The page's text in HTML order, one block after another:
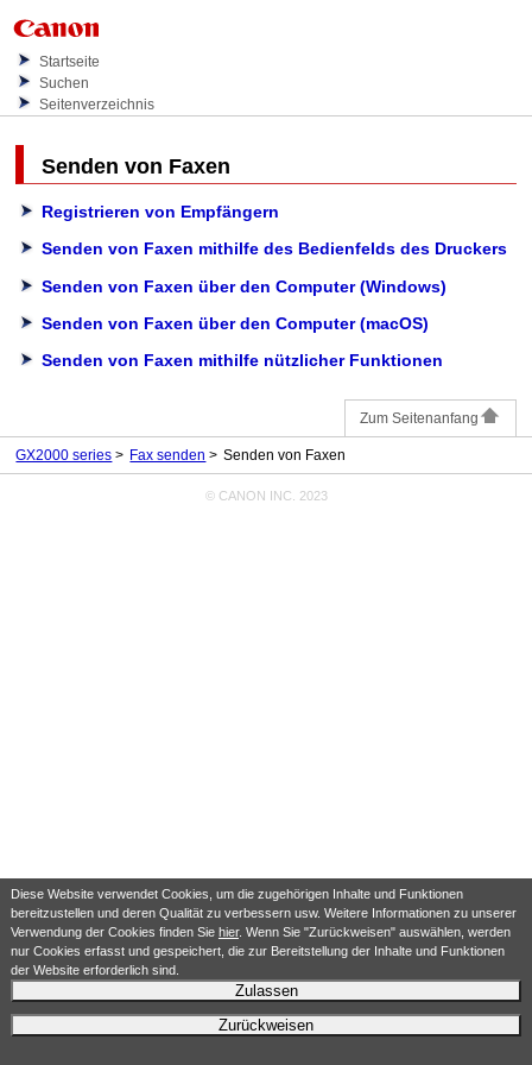
Diese Website verwendet Cookies, um die zugehörigen Inhalte und Funktionen
bereitzustellen und deren Qualität zu verbessern usw. Weitere Informationen zu unserer
Verwendung der Cookies finden Sie hier. Wenn Sie "Zurückweisen" auswählen, werden
nur Cookies erfasst und gespeichert, die zur Bereitstellung der Inhalte und Funktionen
der Website erforderlich sind.
Zulassen
Zurückweisen
Startseite
Suchen
Seitenverzeichnis
Senden von Faxen
Registrieren von Empfängern
Senden von Faxen mithilfe des Bedienfelds des Druckers
Senden von Faxen über den Computer (Windows)
Senden von Faxen über den Computer (macOS)
Senden von Faxen mithilfe nützlicher Funktionen
Zum Seitenanfang
GX2000 series Fax senden Senden von Faxen
© CANON INC. 2023